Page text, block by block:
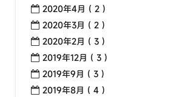
2020年4月 ( 2 )
2020年3月 ( 2 )
2020年2月 ( 3 )
2019年12月 ( 3 )
2019年9月 ( 3 )
2019年8月 ( 4 )